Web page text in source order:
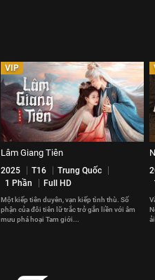
VIP
Lâm Giang Tiên
2025 T16
Trung Quốc
1 Phần
Full HD
Một kiếp tiên duyên, vạn kiếp tình thù. Số
phận của đôi tiên lữ trắc trở gắn liền với âm
mưu phá hoại Tam giới...